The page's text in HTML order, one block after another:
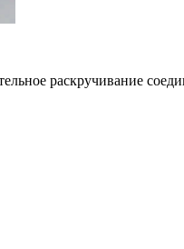
раскручивание